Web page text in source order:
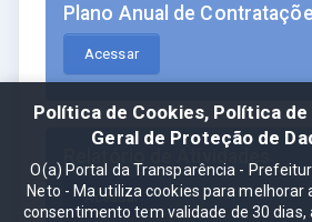
Plano Anual de
Acessar
Acessar
Política de Cookies, Política
Geral de Proteção de
O(a) Portal da Transparência -
Neto - Ma utiliza cookies para melhorar
consentimento tem validade de 30 dias,